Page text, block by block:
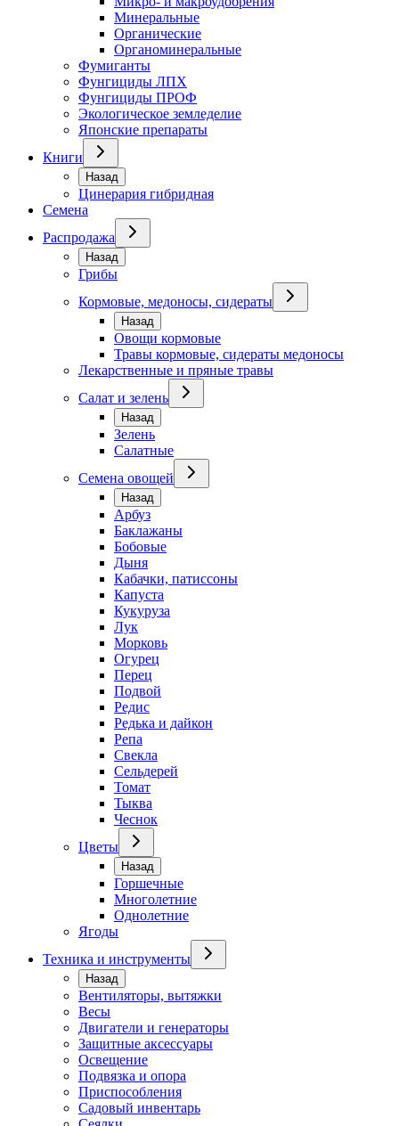
Минеральные
Органические
Органоминеральные
Фумиганты
Фунгициды ЛПХ
Фунгициды ПРОФ
Экологическое земледелие
Японские препараты
Книги
Назад
Цинерария гибридная
Семена
Распродажа
Назад
Грибы
Кормовые, медоносы, сидераты
Назад
Овощи кормовые
Травы кормовые, сидераты медоносы
Лекарственные и пряные травы
Салат и зелень
Назад
Зелень
Салатные
Семена овощей
Назад
Арбуз
Баклажаны
Бобовые
Дыня
Кабачки, патиссоны
Капуста
Кукуруза
Лук
Морковь
Огурец
Перец
Подвой
Редис
Редька и дайкон
Репа
Свекла
Сельдерей
Томат
Тыква
Чеснок
Цветы
Назад
Горшечные
Многолетние
Однолетние
Ягоды
Техника и инструменты
Назад
Вентиляторы, вытяжки
Весы
Двигатели и генераторы
Защитные аксессуары
Освещение
Подвязка и опора
Приспособления
Садовый инвентарь